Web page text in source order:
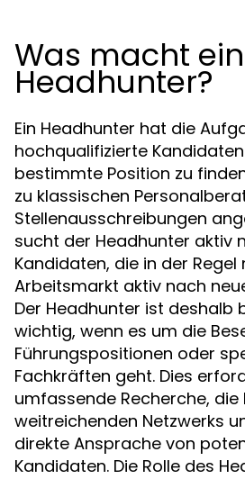
Was macht ein
Headhunter?
Ein Headhunter hat die
hochqualifizierte
bestimmte Position zu
zu klassischen
Stellenausschreibungen
sucht der Headhunter aktiv
Kandidaten, die in der
Arbeitsmarkt aktiv nach
Der Headhunter ist deshalb
wichtig, wenn es um die
Führungspositionen oder
Fachkräften geht. Dies
umfassende Recherche, die
weitreichenden Netzwerks
direkte Ansprache von
Kandidaten. Die Rolle des